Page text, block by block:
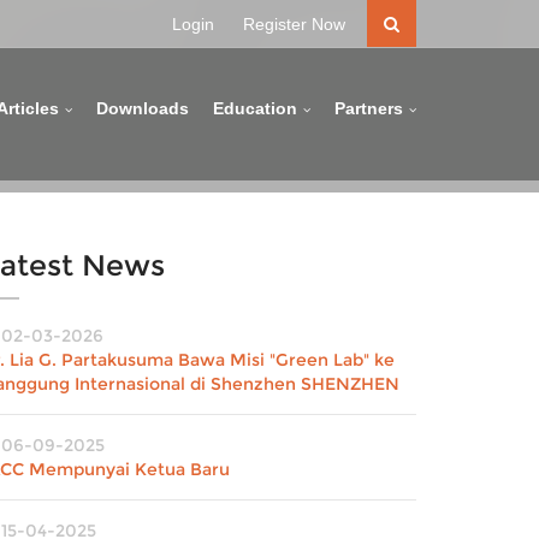
Login Register Now
Downloads Education Partners
News
02-03-2026
Lia G. Partakusuma Bawa Misi "Green Lab" ke
Internasional di Shenzhen SHENZHEN
06-09-2025
Mempunyai Ketua Baru
15-04-2025